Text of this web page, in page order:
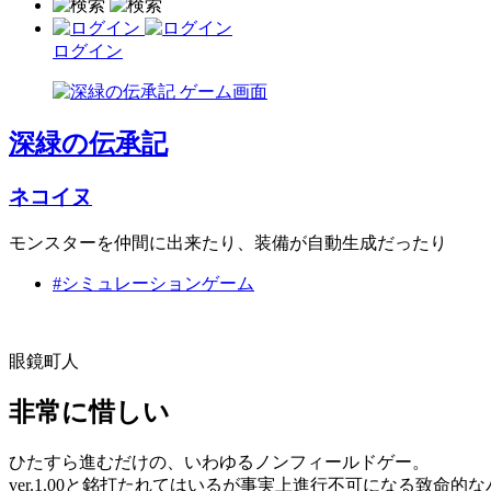
ログイン
深緑の伝承記
ネコイヌ
モンスターを仲間に出来たり、装備が自動生成だったり
#シミュレーションゲーム
眼鏡町人
非常に惜しい
ひたすら進むだけの、いわゆるノンフィールドゲー。
ver.1.00と銘打たれてはいるが事実上進行不可になる致命的な